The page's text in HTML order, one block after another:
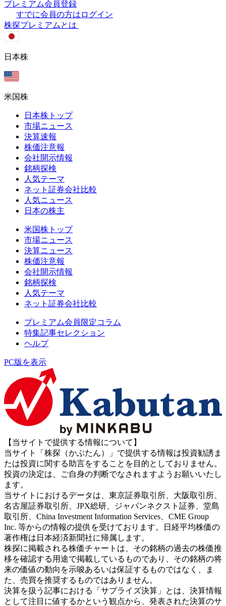
プレミアム会員登録
すでに会員の方はログイン
株探プレミアムとは
日本株
米国株
日本株トップ
市場ニュース
決算速報
株価注意報
会社開示情報
銘柄探検
人気テーマ
ネット証券会社比較
人気ニュース
日本の株主
米国株トップ
市場ニュース
決算ニュース
株価注意報
会社開示情報
銘柄探検
人気テーマ
ネット証券会社比較
プレミアム会員限定コラム
特集記事セレクション
ヘルプ
PC版を表示
【当サイトで提供する情報について】
当サイト「株探（かぶたん）」で提供する情報は投資勧誘ま
たは投資に関する助言をすることを目的としておりません。
投資の決定は、ご自身の判断でなされますようお願いいたし
ます。
当サイトにおけるデータは、東京証券取引所、大阪取引所、
名古屋証券取引所、JPX総研、ジャパンネクスト証券、堂島
取引所、China Investment Information Services、CME Group
Inc. 等からの情報の提供を受けております。日経平均株価の
著作権は日本経済新聞社に帰属します。
株探に掲載される株価チャートは、その銘柄の過去の株価推
移を確認する用途で掲載しているものであり、その銘柄の将
来の価値の動向を示唆あるいは保証するものではなく、ま
た、売買を推奨するものではありません。
決算を扱う記事における「サプライズ決算」とは、決算情報
として注目に値するかという観点から、発表された決算のサ